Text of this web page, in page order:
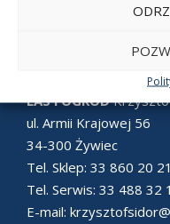
LAS i OGRÓD
ul. Armii Krajowej 56
34-300 Żywiec
Tel. Sklep: 33 860 20 21
Tel. Serwis: 33 488 32
E-mail: